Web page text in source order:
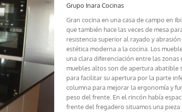
Grupo Inara Cocinas
Gran cocina en una casa de campo en
que también hace las veces de mesa
resistencia superior al rayado y
estética moderna a la cocina. Los
una clara diferenciación entre las
muebles altos son de apertura
para facilitar su apertura por la parte
columna para mejorar la ergonomía y
peso del frente. En el rincón había
frente del fregadero situamos una